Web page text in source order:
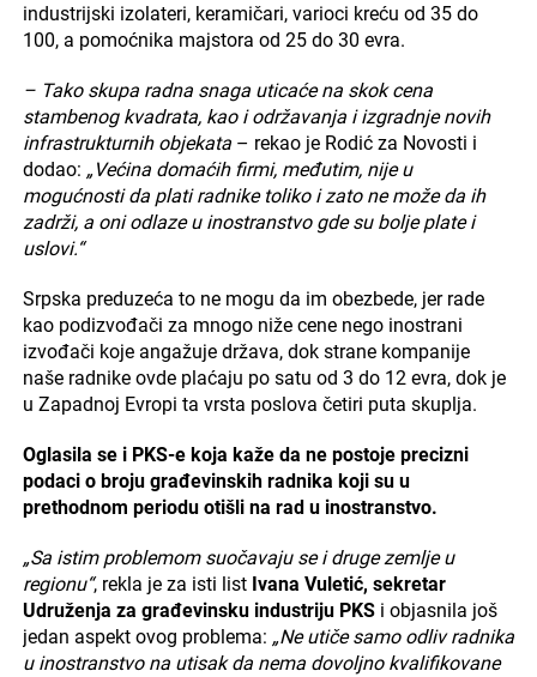
industrijski izolateri, keramičari, varioci kreću od 35 do
100, a pomoćnika majstora od 25 do 30 evra.
– Tako skupa radna snaga uticaće na skok cena
stambenog kvadrata, kao i održavanja i izgradnje novih
infrastrukturnih objekata– rekao je Rodić za Novosti i
dodao: „Većina domaćih firmi, međutim, nije u
mogućnosti da plati radnike toliko i zato ne može da ih
zadrži, a oni odlaze u inostranstvo gde su bolje plate i
uslovi.“
Srpska preduzeća to ne mogu da im obezbede, jer rade
kao podizvođači za mnogo niže cene nego inostrani
izvođači koje angažuje država, dok strane kompanije
naše radnike ovde plaćaju po satu od 3 do 12 evra, dok je
u Zapadnoj Evropi ta vrsta poslova četiri puta skuplja.
Oglasila se i PKS-e koja kaže da ne postoje precizni
podaci o broju građevinskih radnika koji su u
prethodnom periodu otišli na rad u inostranstvo.
„Sa istim problemom suočavaju se i druge zemlje u
regionu“, rekla je za isti list Ivana Vuletić, sekretar
Udruženja za građevinsku industriju PKSi objasnila još
jedan aspekt ovog problema: „Ne utiče samo odliv radnika
u inostranstvo na utisak da nema dovoljno kvalifikovane